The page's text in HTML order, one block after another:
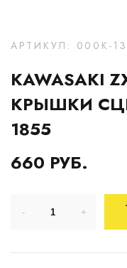
АРТИКУЛ: 000K-
KAWASAKI
КРЫШКИ
1855
660 РУБ.